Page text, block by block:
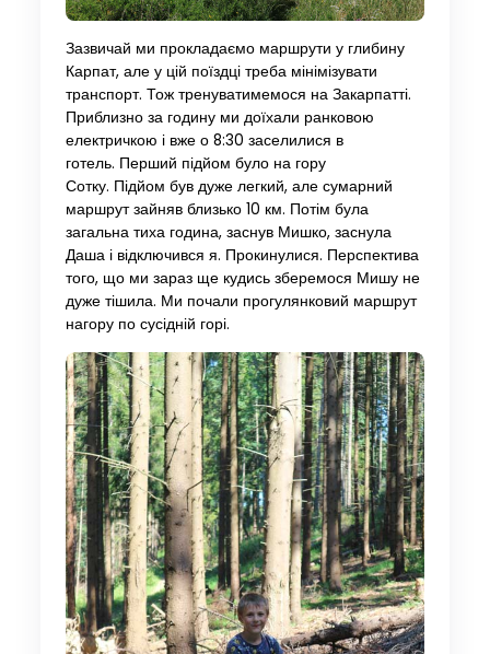
Зазвичай ми прокладаємо маршрути у глибину
Карпат, але у цій поїздці треба мінімізувати
транспорт. Тож тренуватимемося на Закарпатті.
Приблизно за годину ми доїхали ранковою
електричкою і вже о 8:30 заселилися в
готель. Перший підйом було на гору
Сотку. Підйом був дуже легкий, але сумарний
маршрут зайняв близько 10 км. Потім була
загальна тиха година, заснув Мишко, заснула
Даша і відключився я. Прокинулися. Перспектива
того, що ми зараз ще кудись зберемося Мишу не
дуже тішила. Ми почали прогулянковий маршрут
нагору по сусідній горі.